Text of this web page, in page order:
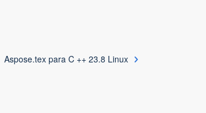
Aspose.tex para C ++ 23.8 Linux